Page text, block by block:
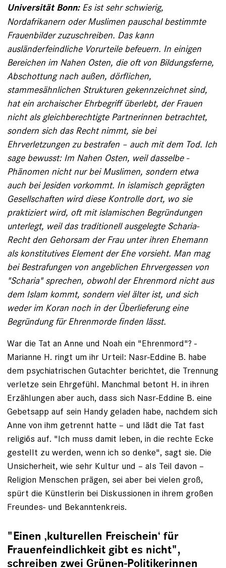
Universität Bonn:Es ist sehr schwierig,
Nordafrikanern oder Muslimen pauschal bestimmte
Frauenbilder zuzuschreiben. Das kann
ausländerfeindliche Vor­urteile befeuern. In einigen
Bereichen im Nahen Osten, die oft von Bildungsferne,
Abschottung nach außen, dörflichen,
stammesähnlichen Strukturen gekennzeichnet sind,
hat ein archaischer Ehrbegriff überlebt, der Frauen
nicht als gleichberechtigte Partnerinnen betrachtet,
sondern sich das Recht nimmt, sie bei
Ehrverletzungen zu bestrafen – auch mit dem Tod. Ich
sage bewusst: Im Nahen Osten, weil dasselbe ­
Phänomen nicht nur bei Muslimen, sondern etwa
auch bei Jesiden vorkommt. In islamisch geprägten
Gesellschaften wird diese Kontrolle dort, wo sie
praktiziert wird, oft mit ­islamischen Begründungen
unterlegt, weil das traditionell ausgelegte Scharia-
Recht den Gehorsam der Frau unter ihren Ehemann
als konstitutives Element der Ehe vorsieht. Man mag
bei Bestrafungen von angeblichen Ehrvergessen von
"Scharia" sprechen, obwohl der Ehrenmord nicht aus
dem Islam kommt, sondern viel älter ist, und sich
weder im Koran noch in der Überlieferung eine
Begründung für Ehrenmorde finden lässt.
War die Tat an Anne und Noah ein "Ehrenmord"? ­
Marianne H. ringt um ihr Urteil: Nasr-Eddine B. habe
dem psychiatrischen Gutachter berichtet, die Trennung
verletze sein Ehrgefühl. Manchmal betont H. in ihren
Erzählungen aber auch, dass sich Nasr-Eddine B. eine
Gebetsapp auf sein Handy geladen habe, nachdem sich
Anne von ihm getrennt hatte – und lädt die Tat fast
religiös auf. "Ich muss damit leben, in die rechte Ecke
gestellt zu werden, wenn ich so denke", sagt sie. Die
Unsicherheit, wie sehr Kultur und – als Teil davon –
Religion Menschen prägen, sei aber bei vielen groß,
spürt die Künstlerin bei Diskussionen in ihrem großen
Freundes- und Bekanntenkreis.
­"Einen ‚kulturellen Freischein‘ für
Frauenfeindlichkeit gibt es nicht",
schreiben zwei Grünen-Politikerinnen